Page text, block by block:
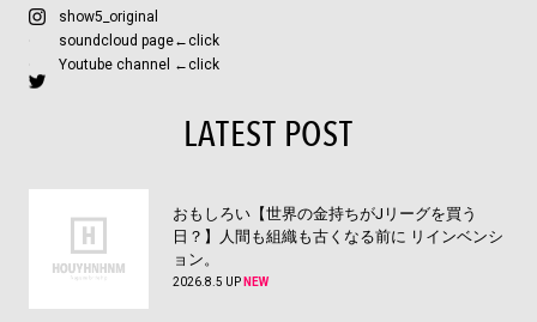
show5_original
soundcloud page←click
Youtube channel ←click
LATEST POST
おもしろい【世界の金持ちがJリーグを買う
日？】人間も組織も古くなる前に リインベンシ
ョン。
2026.8.5 UP NEW